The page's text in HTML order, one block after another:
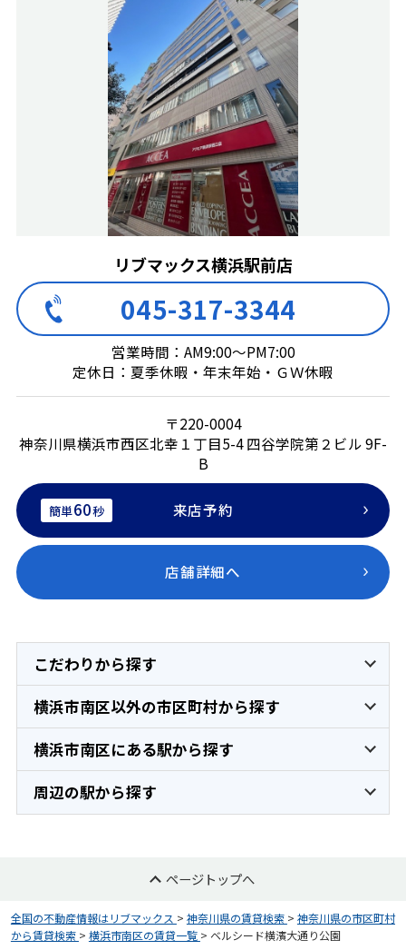
リブマックス横浜駅前店
045-317-3344
営業時間：AM9:00～PM7:00
定休日：夏季休暇・年末年始・ＧＷ休暇
〒220-0004
神奈川県横浜市西区北幸１丁目5-4 四谷学院第２ビル 9F-
B
簡単60秒 来店予約
店舗詳細へ
こだわりから探す
横浜市南区以外の市区町村から探す
横浜市南区にある駅から探す
周辺の駅から探す
ページトップへ
全国の不動産情報はリブマックス > 神奈川県の賃貸検索 > 神奈川県の市区町村
から賃貸検索 > 横浜市南区の賃貸一覧 > ベルシード横濱大通り公園